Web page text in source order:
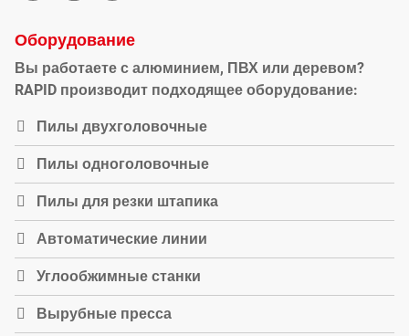
Оборудование
Вы работаете с алюминием, ПВХ или деревом?
RAPID производит подходящее оборудование:
Пилы двухголовочные
Пилы одноголовочные
Пилы для резки штапика
Автоматические линии
Углообжимные станки
Вырубные пресса